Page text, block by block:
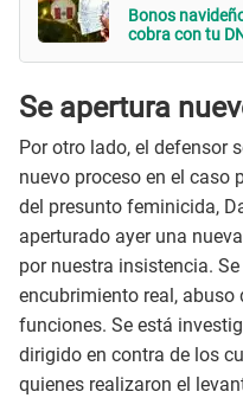
Bonos
cobra con tu
Se apertura
Por otro lado, el defensor
nuevo proceso en el caso
del presunto feminicida,
aperturado ayer una
por nuestra insistencia.
encubrimiento real,
funciones. Se está
dirigido en contra de los
quienes realizaron el